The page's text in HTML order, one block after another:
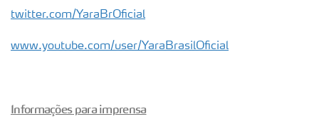
twitter.com/YaraBrOficial
www.youtube.com/user/YaraBrasilOficial
Informações para imprensa